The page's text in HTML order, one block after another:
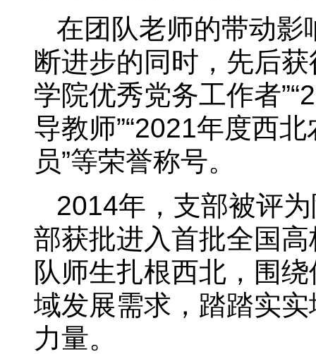
在团队老师的带动影
断进步的同时，先后
学院优秀党务工作者
导教师”“2021年度西
员”等荣誉称号。
2014年，支部被评
部获批进入首批全国
队师生扎根西北，围
域发展需求，踏踏实
力量。